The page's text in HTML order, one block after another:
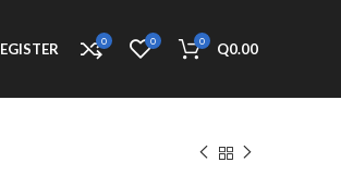
0 0 0 Q0.00